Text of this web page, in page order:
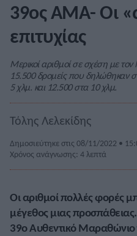
39ος ΑΜΑ- Οι
επιτυχίας
Μερικοί αριθμοί σε σχέση με
15.500 δρομείς που δηλώθηκαν
5 χλμ. και 12.500 στα 10 χλμ.
Τόλης Λελεκίδης
Δημοσιεύτηκε στις 08/11/2022 •
Χρόνος ανάγνωσης: 4 λεπτά
Οι αριθμοί πολλές φορές
μέγεθος μιας
39ο Αυθεντικό Μαραθώνιο